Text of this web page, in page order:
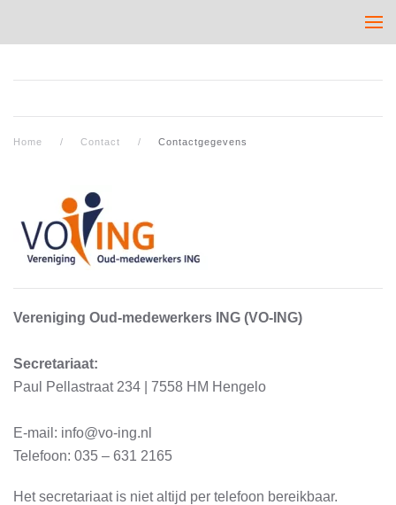
Home Contact Contactgegevens
Vereniging Oud-medewerkers ING (VO-ING)
Secretariaat:
Paul Pellastraat 234 | 7558 HM Hengelo
E-mail: info@vo-ing.nl
Telefoon: 035 – 631 2165
Het secretariaat is niet altijd per telefoon bereikbaar.